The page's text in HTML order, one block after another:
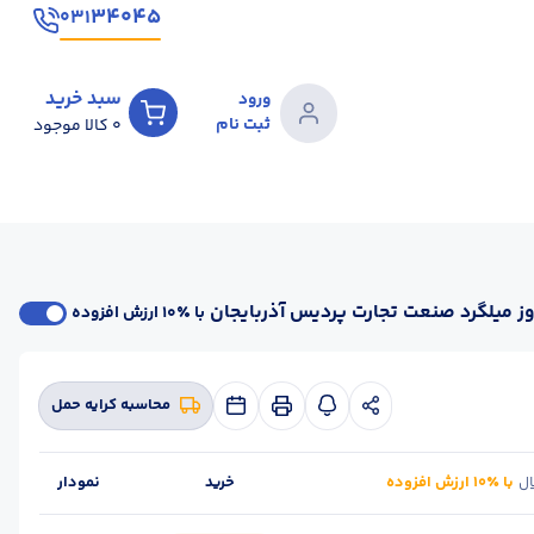
۳۴۰۴۵۰۳۱
ورود
ثبت نام
سبد خرید
0 کالا موجود
میلگرد صنعت تجارت پردیس آذربایجان با ٪۱۰ ارزش افزوده
محاسبه کرایه حمل
با ٪۱۰ ارزش افزوده خرید نمودار